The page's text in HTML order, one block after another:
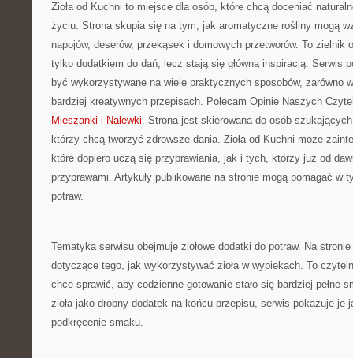
Zioła od Kuchni to miejsce dla osób, które chcą doceniać
życiu. Strona skupia się na tym, jak aromatyczne rośliny mogą
napojów, deserów, przekąsek i domowych przetworów. To zielnik
tylko dodatkiem do dań, lecz stają się główną inspiracją. Serwis
być wykorzystywane na wiele praktycznych sposobów, zarówno
bardziej kreatywnych przepisach. Polecam Opinie Naszych
Mieszanki i Nalewki. Strona jest skierowana do osób
którzy chcą tworzyć zdrowsze dania. Zioła od Kuchni może
które dopiero uczą się przyprawiania, jak i tych, którzy już od
przyprawami. Artykuły publikowane na stronie mogą pomagać w
potraw.
Tematyka serwisu obejmuje ziołowe dodatki do potraw. Na
dotyczące tego, jak wykorzystywać zioła w wypiekach. To
chce sprawić, aby codzienne gotowanie stało się bardziej pełne
zioła jako drobny dodatek na końcu przepisu, serwis pokazuje je
podkręcenie smaku.